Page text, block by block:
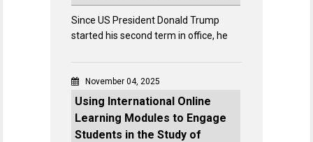
Since US President Donald Trump
started his second term in office, he
November 04, 2025
Using International Online
Learning Modules to Engage
Students in the Study of